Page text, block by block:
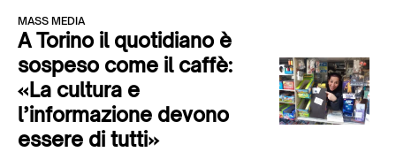
MASS MEDIA
A Torino il quotidiano è
sospeso come il caffè:
«La cultura e
l’informazione devono
essere di tutti»